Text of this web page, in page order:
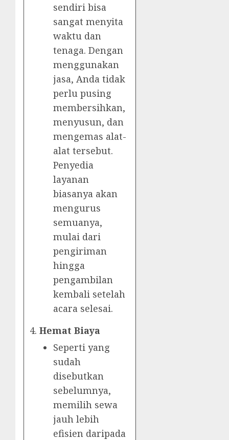
sendiri bisa
sangat menyita
waktu dan
tenaga. Dengan
menggunakan
jasa, Anda tidak
perlu pusing
membersihkan,
menyusun, dan
mengemas alat-
alat tersebut.
Penyedia
layanan
biasanya akan
mengurus
semuanya,
mulai dari
pengiriman
hingga
pengambilan
kembali setelah
acara selesai.
Hemat Biaya
Seperti yang
sudah
disebutkan
sebelumnya,
memilih sewa
jauh lebih
efisien daripada